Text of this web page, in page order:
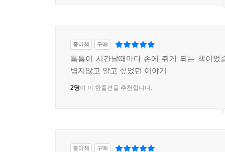
종이책 구매
틈틈이 시간날때마다 손에 쥐게 되는 책이었
볍지않고 알고 싶었던 이야기
2명이 이 한줄평을 추천합니다.
종이책 구매